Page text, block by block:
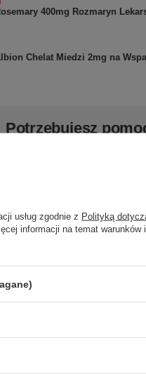
400mg Rozmaryn
Chelat Miedzi 2mg na
Potrzebujesz
opinię
usług zgodnie z Polityką
informacji na temat